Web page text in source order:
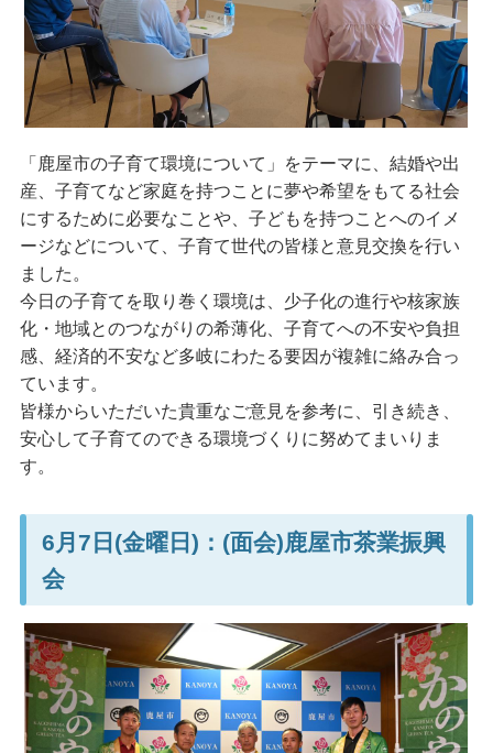
「鹿屋市の子育て環境について」をテーマに、結婚や出
産、子育てなど家庭を持つことに夢や希望をもてる社会
にするために必要なことや、子どもを持つことへのイメ
ージなどについて、子育て世代の皆様と意見交換を行い
ました。
今日の子育てを取り巻く環境は、少子化の進行や核家族
化・地域とのつながりの希薄化、子育てへの不安や負担
感、経済的不安など多岐にわたる要因が複雑に絡み合っ
ています。
皆様からいただいた貴重なご意見を参考に、引き続き、
安心して子育てのできる環境づくりに努めてまいりま
す。
6月7日(金曜日)：(面会)鹿屋市茶業振興
会